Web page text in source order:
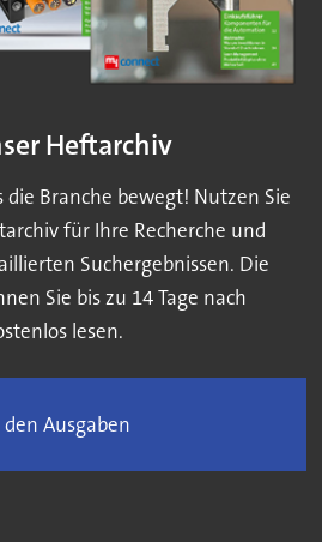
Heftarchiv
die Branche bewegt! Nutzen Sie
für Ihre Recherche und
Suchergebnissen. Die
Sie bis zu 14 Tage nach
lesen.
den Ausgaben